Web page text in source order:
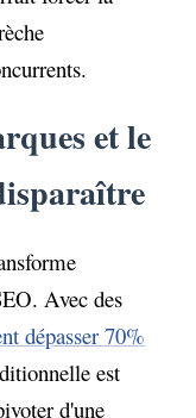
et le
Avec des
dépasser 70%
est
d'une